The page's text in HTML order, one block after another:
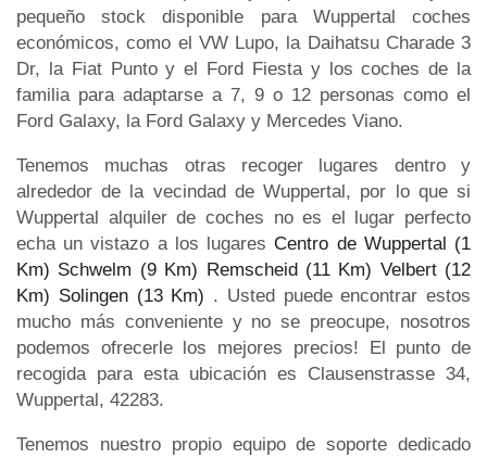
pequeño stock disponible para Wuppertal coches
económicos, como el VW Lupo, la Daihatsu Charade 3
Dr, la Fiat Punto y el Ford Fiesta y los coches de la
familia para adaptarse a 7, 9 o 12 personas como el
Ford Galaxy, la Ford Galaxy y Mercedes Viano.
Tenemos muchas otras recoger lugares dentro y
alrededor de la vecindad de Wuppertal, por lo que si
Wuppertal alquiler de coches no es el lugar perfecto
echa un vistazo a los lugaresCentro de Wuppertal (1
Km) Schwelm (9 Km) Remscheid (11 Km) Velbert (12
Km) Solingen (13 Km) . Usted puede encontrar estos
mucho más conveniente y no se preocupe, nosotros
podemos ofrecerle los mejores precios! El punto de
recogida para esta ubicación es Clausenstrasse 34,
Wuppertal, 42283.
Tenemos nuestro propio equipo de soporte dedicado